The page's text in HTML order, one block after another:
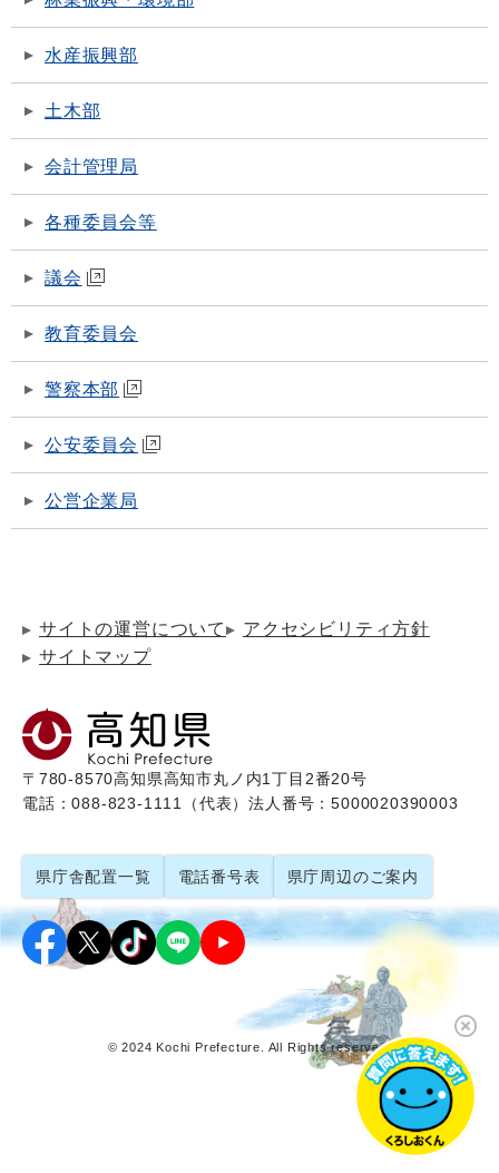
水産振興部
土木部
会計管理局
各種委員会等
議会
教育委員会
警察本部
公安委員会
公営企業局
サイトの運営について
アクセシビリティ方針
サイトマップ
〒780-8570高知県高知市丸ノ内1丁目2番20号
電話：088-823-1111（代表）法人番号：5000020390003
県庁舎配置一覧 電話番号表 県庁周辺のご案内
© 2024 Kochi Prefecture. All Rights reserved.